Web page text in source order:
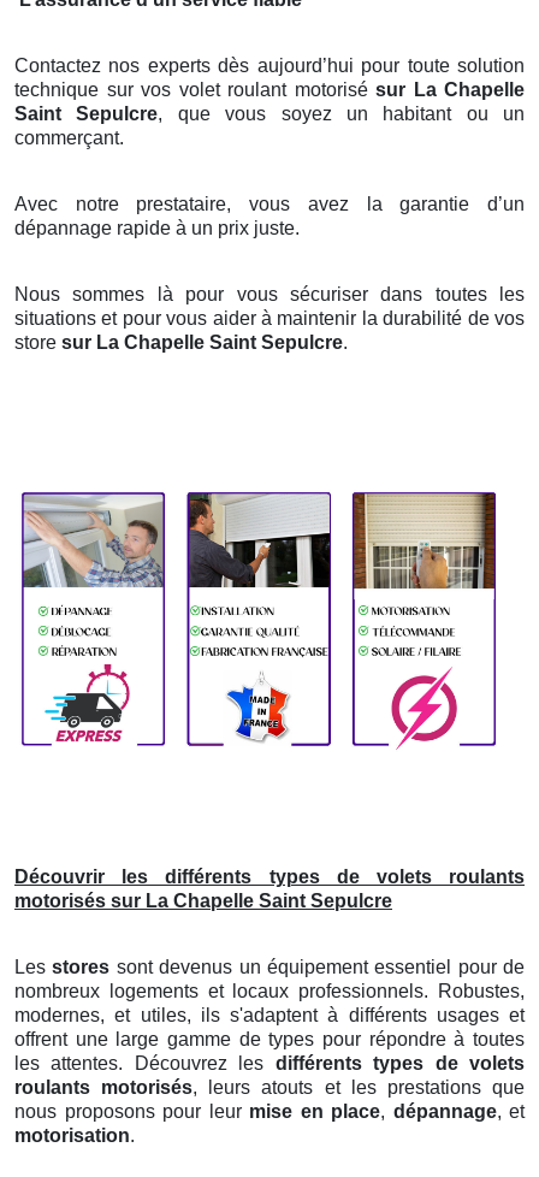
Contactez nos experts dès aujourd’hui pour toute solution
technique sur vos volet roulant motorisé sur La Chapelle
Saint Sepulcre, que vous soyez un habitant ou un
commerçant.
Avec notre prestataire, vous avez la garantie d’un
dépannage rapide à un prix juste.
Nous sommes là pour vous sécuriser dans toutes les
situations et pour vous aider à maintenir la durabilité de vos
store sur La Chapelle Saint Sepulcre.
Découvrir les différents types de volets roulants
motorisés sur La Chapelle Saint Sepulcre
Lesstores sont devenus un équipement essentiel pour de
nombreux logements et locaux professionnels. Robustes,
modernes, et utiles, ils s'adaptent à différents usages et
offrent une large gamme de types pour répondre à toutes
les attentes. Découvrez les différents types de volets
roulants motorisés, leurs atouts et les prestations que
nous proposons pour leur mise en place, dépannage, et
motorisation.